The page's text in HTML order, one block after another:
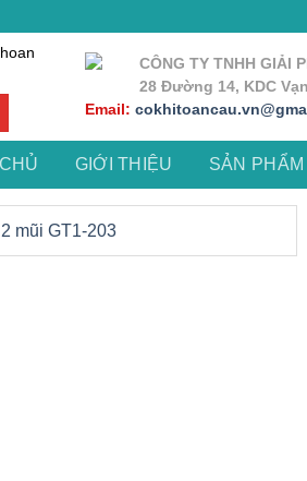
CÔNG TY TNHH GIẢI
28 Đường 14, KDC
Email:
GIỚI THIỆU SẢN PHẨM